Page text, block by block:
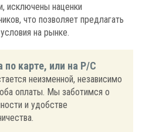
исключены наценки
что позволяет предлагать
на рынке.
по карте, или на Р/С
неизменной, независимо
оплаты. Мы заботимся о
и удобстве